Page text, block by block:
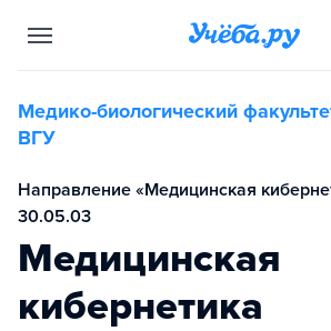
Медико-биологический
ВГУ
Направление «Медицинская
30.05.03
Медицинская
кибернетика